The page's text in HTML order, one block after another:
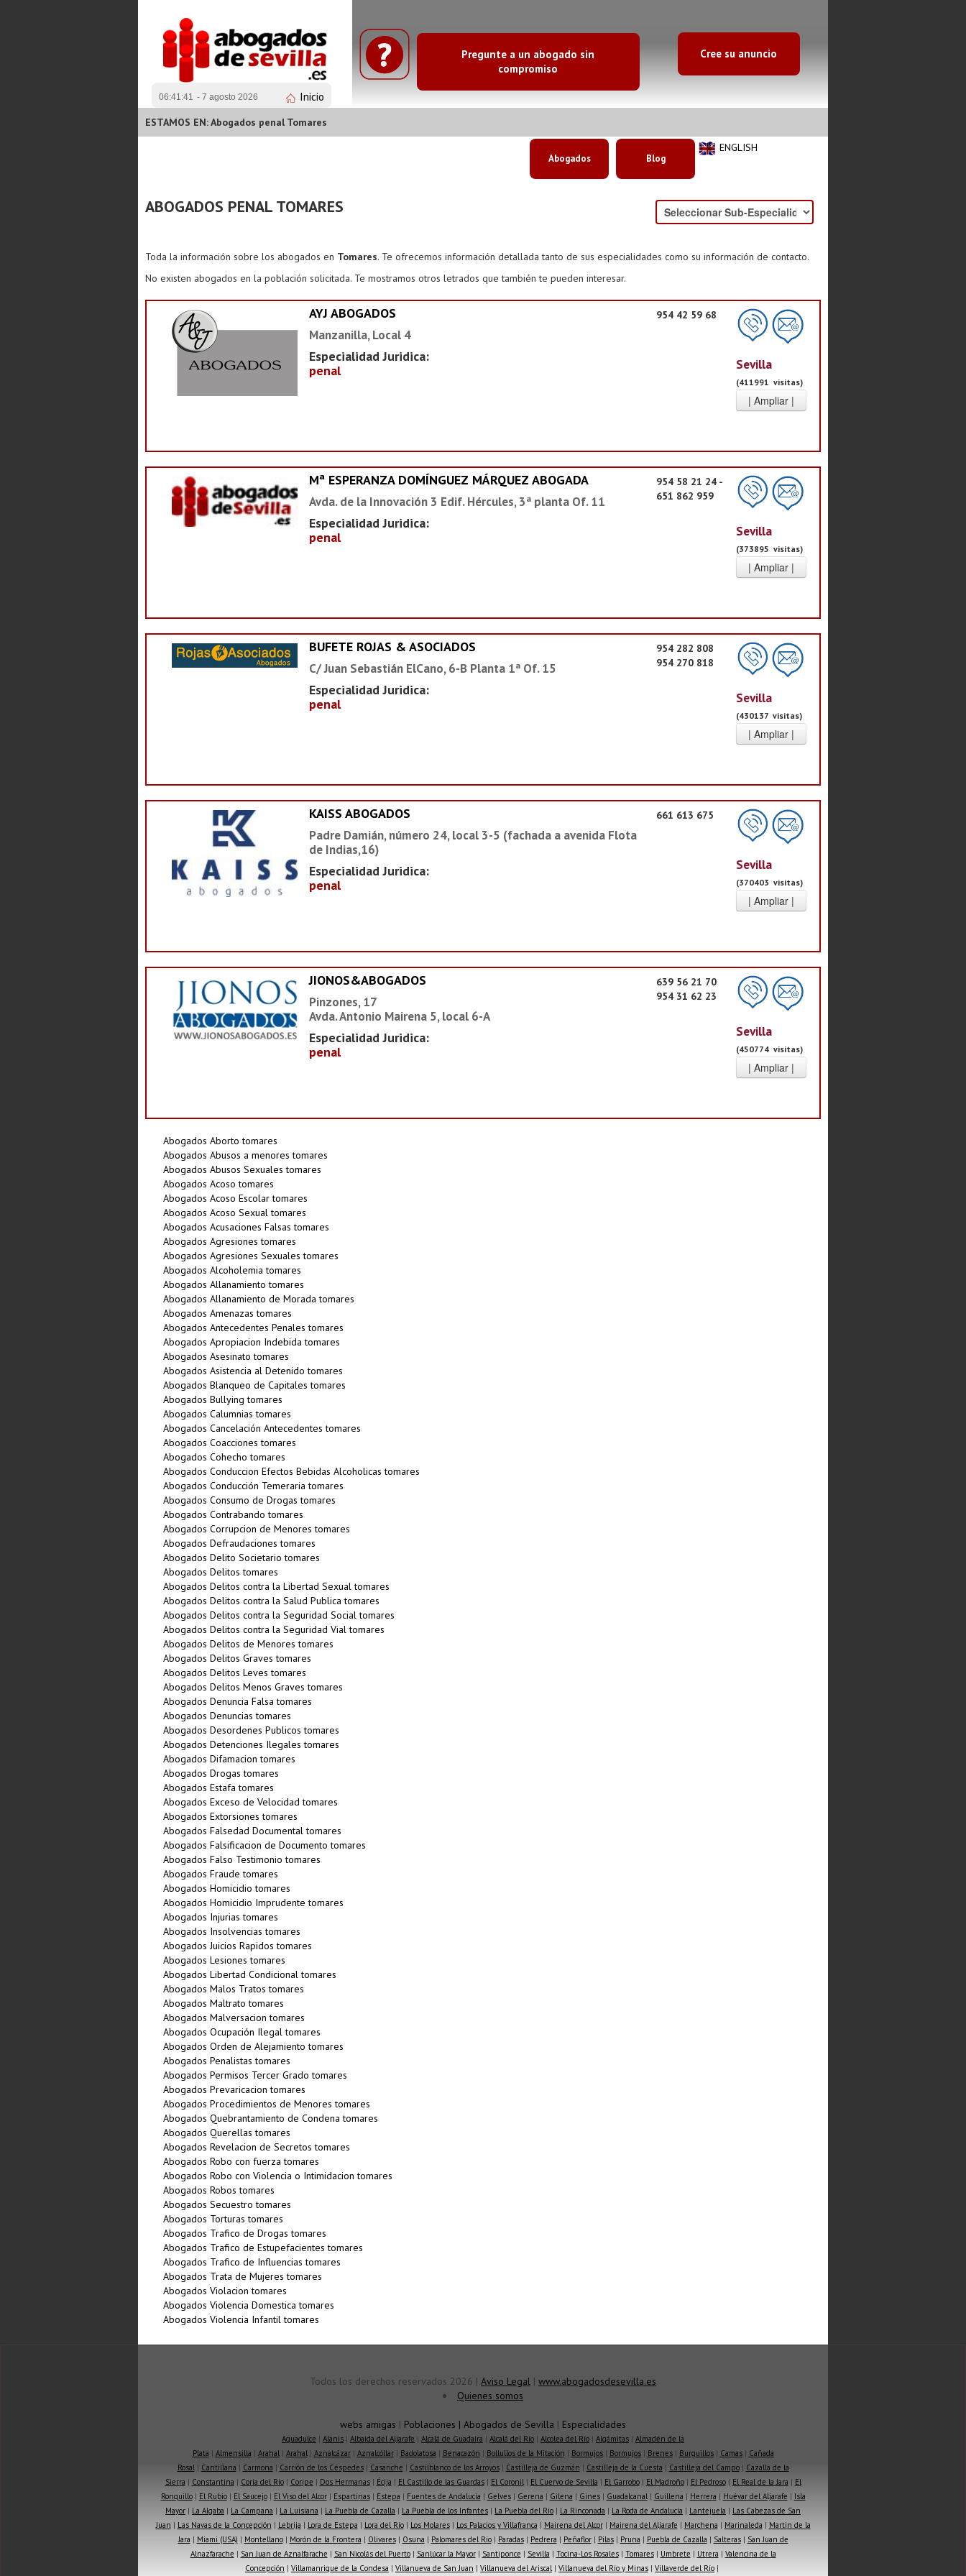
06:41:41 - 7 agosto 2026 Inicio
Pregunte a un abogado sin
compromiso
Cree su anuncio
ESTAMOS EN: Abogados penal Tomares
ENGLISH
Abogados Blog
ABOGADOS PENAL TOMARES
Toda la información sobre los abogados en Tomares. Te ofrecemos información detallada tanto de sus especialidades como su información de contacto.
No existen abogados en la población solicitada. Te mostramos otros letrados que también te pueden interesar.
AYJ ABOGADOS
Manzanilla, Local 4
Especialidad Juridica:
penal
954 42 59 68
Sevilla
(411991 visitas)
Mª ESPERANZA DOMÍNGUEZ MÁRQUEZ ABOGADA
Avda. de la Innovación 3 Edif. Hércules, 3ª planta Of. 11
Especialidad Juridica:
penal
954 58 21 24 -
651 862 959
Sevilla
(373895 visitas)
BUFETE ROJAS & ASOCIADOS
C/ Juan Sebastián ElCano, 6-B Planta 1ª Of. 15
Especialidad Juridica:
penal
954 282 808
954 270 818
Sevilla
(430137 visitas)
KAISS ABOGADOS
Padre Damián, número 24, local 3-5 (fachada a avenida Flota
de Indias,16)
Especialidad Juridica:
penal
661 613 675
Sevilla
(370403 visitas)
JIONOS&ABOGADOS
Pinzones, 17
Avda. Antonio Mairena 5, local 6-A
Especialidad Juridica:
penal
639 56 21 70
954 31 62 23
Sevilla
(450774 visitas)
Abogados Aborto tomares
Abogados Abusos a menores tomares
Abogados Abusos Sexuales tomares
Abogados Acoso tomares
Abogados Acoso Escolar tomares
Abogados Acoso Sexual tomares
Abogados Acusaciones Falsas tomares
Abogados Agresiones tomares
Abogados Agresiones Sexuales tomares
Abogados Alcoholemia tomares
Abogados Allanamiento tomares
Abogados Allanamiento de Morada tomares
Abogados Amenazas tomares
Abogados Antecedentes Penales tomares
Abogados Apropiacion Indebida tomares
Abogados Asesinato tomares
Abogados Asistencia al Detenido tomares
Abogados Blanqueo de Capitales tomares
Abogados Bullying tomares
Abogados Calumnias tomares
Abogados Cancelación Antecedentes tomares
Abogados Coacciones tomares
Abogados Cohecho tomares
Abogados Conduccion Efectos Bebidas Alcoholicas tomares
Abogados Conducción Temeraria tomares
Abogados Consumo de Drogas tomares
Abogados Contrabando tomares
Abogados Corrupcion de Menores tomares
Abogados Defraudaciones tomares
Abogados Delito Societario tomares
Abogados Delitos tomares
Abogados Delitos contra la Libertad Sexual tomares
Abogados Delitos contra la Salud Publica tomares
Abogados Delitos contra la Seguridad Social tomares
Abogados Delitos contra la Seguridad Vial tomares
Abogados Delitos de Menores tomares
Abogados Delitos Graves tomares
Abogados Delitos Leves tomares
Abogados Delitos Menos Graves tomares
Abogados Denuncia Falsa tomares
Abogados Denuncias tomares
Abogados Desordenes Publicos tomares
Abogados Detenciones Ilegales tomares
Abogados Difamacion tomares
Abogados Drogas tomares
Abogados Estafa tomares
Abogados Exceso de Velocidad tomares
Abogados Extorsiones tomares
Abogados Falsedad Documental tomares
Abogados Falsificacion de Documento tomares
Abogados Falso Testimonio tomares
Abogados Fraude tomares
Abogados Homicidio tomares
Abogados Homicidio Imprudente tomares
Abogados Injurias tomares
Abogados Insolvencias tomares
Abogados Juicios Rapidos tomares
Abogados Lesiones tomares
Abogados Libertad Condicional tomares
Abogados Malos Tratos tomares
Abogados Maltrato tomares
Abogados Malversacion tomares
Abogados Ocupación Ilegal tomares
Abogados Orden de Alejamiento tomares
Abogados Penalistas tomares
Abogados Permisos Tercer Grado tomares
Abogados Prevaricacion tomares
Abogados Procedimientos de Menores tomares
Abogados Quebrantamiento de Condena tomares
Abogados Querellas tomares
Abogados Revelacion de Secretos tomares
Abogados Robo con fuerza tomares
Abogados Robo con Violencia o Intimidacion tomares
Abogados Robos tomares
Abogados Secuestro tomares
Abogados Torturas tomares
Abogados Trafico de Drogas tomares
Abogados Trafico de Estupefacientes tomares
Abogados Trafico de Influencias tomares
Abogados Trata de Mujeres tomares
Abogados Violacion tomares
Abogados Violencia Domestica tomares
Abogados Violencia Infantil tomares
Todos los derechos reservados 2026 | Aviso Legal | www.abogadosdesevilla.es
Quienes somos
webs amigas | Poblaciones | Abogados de Sevilla | Especialidades
Aguadulce | Alanis | Albaida del Aljarafe | Alcalá de Guadaíra | Alcalá del Río | Alcolea del Río | Algámitas | Almadén de la
Plata | Almensilla | Arahal| Arahal| Aznalcázar| Aznalcóllar| Badolatosa | Benacazón | Bollullos de la Mitación | Bormujos| Bormujos| Brenes| Burguillos| Camas| Cañada
Rosal| Cantillana | Carmona | Carrión de los Céspedes| Casariche | Castilblanco de los Arroyos| Castilleja de Guzmán | Castilleja de la Cuesta | Castilleja del Campo| Cazalla de la
Sierra | Constantina | Coria del Río| Coripe | Dos Hermanas| Écija | El Castillo de las Guardas| El Coronil| El Cuervo de Sevilla | El Garrobo| El Madroño| El Pedroso| El Real de la Jara | El
Ronquillo| El Rubio| El Saucejo| El Viso del Alcor| Espartinas| Estepa | Fuentes de Andalucía | Gelves| Gerena | Gilena | Gines| Guadalcanal| Guillena | Herrera | Huévar del Aljarafe | Isla
Mayor | La Algaba | La Campana | La Luisiana | La Puebla de Cazalla | La Puebla de los Infantes | La Puebla del Río | La Rinconada | La Roda de Andalucía | Lantejuela | Las Cabezas de San
Juan | Las Navas de la Concepción | Lebrija | Lora de Estepa | Lora del Río| Los Molares| Los Palacios y Villafranca | Mairena del Alcor| Mairena del Aljarafe | Marchena | Marinaleda | Martin de la
Jara | Miami (USA) | Montellano| Morón de la Frontera | Olivares| Osuna | Palomares del Río| Paradas| Pedrera | Peñaflor| Pilas| Pruna | Puebla de Cazalla | Salteras| San Juan de
Alnazfarache | San Juan de Aznalfarache | San Nicolás del Puerto| Sanlúcar la Mayor| Santiponce | Sevilla | Tocina-Los Rosales| Tomares| Umbrete | Utrera | Valencina de la
Concepción | Villamanrique de la Condesa | Villanueva de San Juan | Villanueva del Ariscal| Villanueva del Río y Minas | Villaverde del Río |